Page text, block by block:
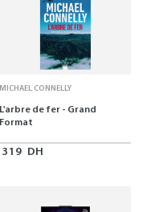
MICHAEL CONNELLY
L'arbre de fer - Grand
Format
319 DH